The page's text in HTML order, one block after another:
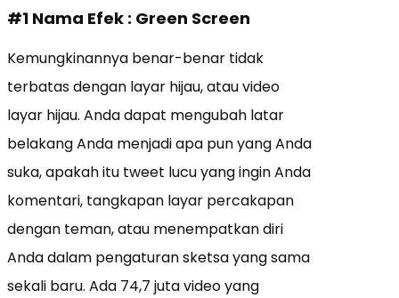
#1 Nama Efek : Green Screen
Kemungkinannya benar-benar tidak
terbatas dengan layar hijau, atau video
layar hijau. Anda dapat mengubah latar
belakang Anda menjadi apa pun yang Anda
suka, apakah itu tweet lucu yang ingin Anda
komentari, tangkapan layar percakapan
dengan teman, atau menempatkan diri
Anda dalam pengaturan sketsa yang sama
sekali baru. Ada 74,7 juta video yang